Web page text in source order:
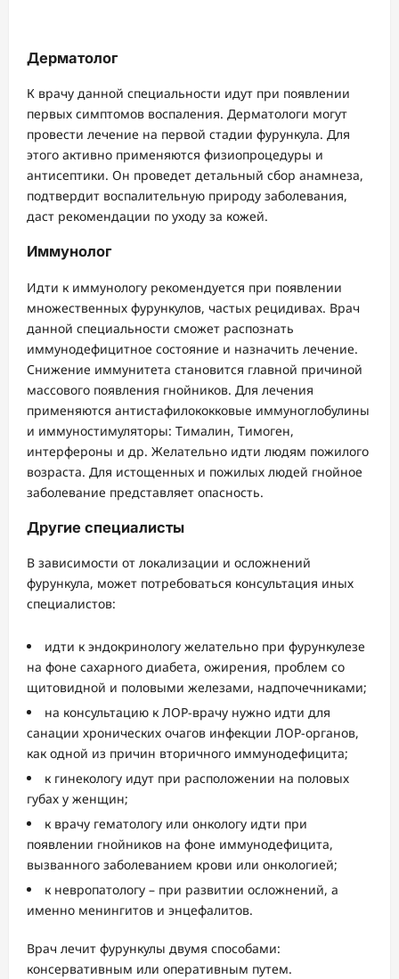
Дерматолог
К врачу данной специальности идут при появлении
первых симптомов воспаления. Дерматологи могут
провести лечение на первой стадии фурункула. Для
этого активно применяются физиопроцедуры и
антисептики. Он проведет детальный сбор анамнеза,
подтвердит воспалительную природу заболевания,
даст рекомендации по уходу за кожей.
Иммунолог
Идти к иммунологу рекомендуется при появлении
множественных фурункулов, частых рецидивах. Врач
данной специальности сможет распознать
иммунодефицитное состояние и назначить лечение.
Снижение иммунитета становится главной причиной
массового появления гнойников. Для лечения
применяются антистафилококковые иммуноглобулины
и иммуностимуляторы: Тималин, Тимоген,
интерфероны и др. Желательно идти людям пожилого
возраста. Для истощенных и пожилых людей гнойное
заболевание представляет опасность.
Другие специалисты
В зависимости от локализации и осложнений
фурункула, может потребоваться консультация иных
специалистов:
идти к эндокринологу желательно при фурункулезе
на фоне сахарного диабета, ожирения, проблем со
щитовидной и половыми железами, надпочечниками;
на консультацию к ЛОР-врачу нужно идти для
санации хронических очагов инфекции ЛОР-органов,
как одной из причин вторичного иммунодефицита;
к гинекологу идут при расположении на половых
губах у женщин;
к врачу гематологу или онкологу идти при
появлении гнойников на фоне иммунодефицита,
вызванного заболеванием крови или онкологией;
к невропатологу – при развитии осложнений, а
именно менингитов и энцефалитов.
Врач лечит фурункулы двумя способами:
консервативным или оперативным путем.